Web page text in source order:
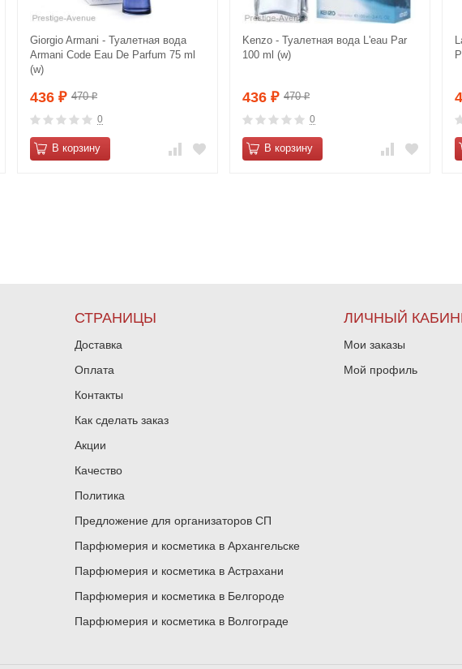
Giorgio Armani - Туалетная вода
Armani Code Eau De Parfum 75 ml
(w)
436 ₽ 470₽
0
В корзину
Kenzo - Туалетная вода L'eau Par
100 ml (w)
436 ₽ 470₽
0
В корзину
СТРАНИЦЫ
Доставка
Оплата
Контакты
Как сделать заказ
Акции
Качество
Политика
Предложение для организаторов СП
Парфюмерия и косметика в Архангельске
Парфюмерия и косметика в Астрахани
Парфюмерия и косметика в Белгороде
Парфюмерия и косметика в Волгограде
ЛИЧНЫЙ
Мои заказы
Мой профиль